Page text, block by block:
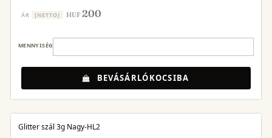
ÁR [NETTO] HUF200
MENNYISÉG
BEVÁSÁRLÓKOCSIBA
Glitter szál 3g Nagy-HL2